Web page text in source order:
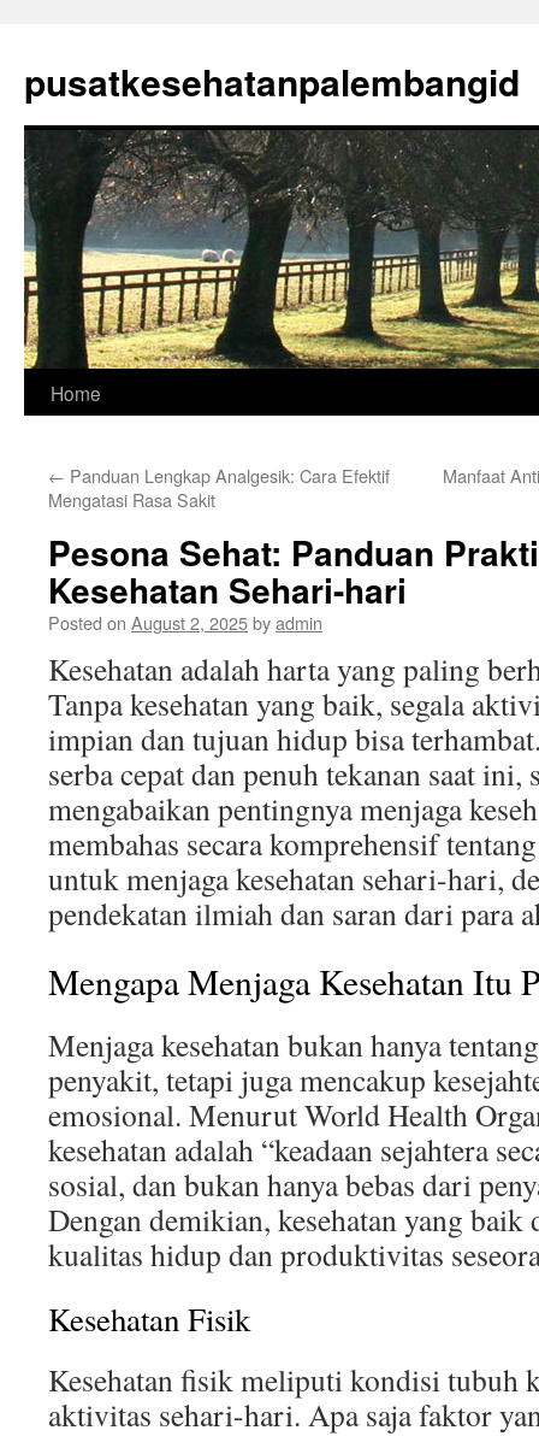
content
pusatkesehatanpalembangid
Home
← Panduan Lengkap Analgesik: Cara Efektif
Mengatasi Rasa Sakit
Manfaat
Pesona Sehat: Panduan
Kesehatan Sehari-hari
Posted on August 2, 2025byadmin
Kesehatan adalah harta yang paling
Tanpa kesehatan yang baik, segala
impian dan tujuan hidup bisa
serba cepat dan penuh tekanan saat
mengabaikan pentingnya menjaga
membahas secara komprehensif
untuk menjaga kesehatan sehari-hari,
pendekatan ilmiah dan saran dari para
Mengapa Menjaga Kesehatan Itu
Menjaga kesehatan bukan hanya
penyakit, tetapi juga mencakup
emosional. Menurut World Health
kesehatan adalah “keadaan sejahtera
sosial, dan bukan hanya bebas dari
Dengan demikian, kesehatan yang baik
kualitas hidup dan produktivitas
Kesehatan Fisik
Kesehatan fisik meliputi kondisi tubuh
aktivitas sehari-hari. Apa saja faktor